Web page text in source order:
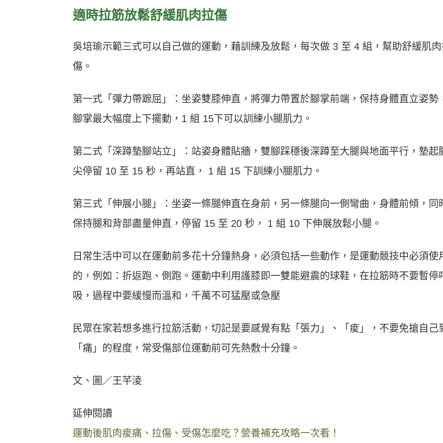
適時拉筋放鬆舒緩肌肉拉傷
吳培瑜示範三式可以自己做的運動，藉訓練及放鬆，每次做 3 至 4 組，幫助舒緩肌肉
傷。
第一式「彈力帶蹠屈」：坐姿雙膝伸直，將彈力帶置於腳掌前端，保持身體直立姿勢
腳掌最大幅度上下擺動，1 組 15下可以訓練小腿肌力。
第二式「深蹲墊腳站立」：站姿身體貼牆，雙腳踩穩後深蹲至大腿與地面平行，墊起
尖停留 10 至 15 秒，再站直， 1 組 15 下訓練小腿肌力。
第三式「伸展小腿」：坐姿一條腿伸直在身前，另一條腿向一側彎曲，身體前傾，同
保持腿和背部盡量伸直，停留 15 至 20 秒， 1 組 10 下伸展放鬆小腿。
日常生活中可以在運動前多花十分鐘熱身，必須包括一些動作，是運動競技中必須使
的，例如：折返跑、側跑。運動中利用護膝即一雙能避震的球鞋，在拉筋時不要暫停
吸，過程中要緩慢而溫和，千萬不可猛壓或急壓
民眾在家若想多進行拉筋活動，切記是要感覺有點「張力」、「痠」，不要免搶自己
「痛」的程度，常受傷部位運動前可先熱敷十分鐘。
文、圖／王芊淩
延伸閱讀
運動後肌肉痠痛、拉傷、受傷怎麼吃？營養補充攻略一次看！